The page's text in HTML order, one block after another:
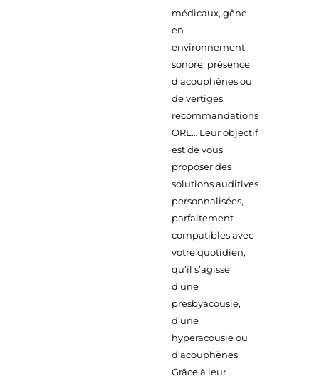
médicaux, gêne
en
environnement
sonore, présence
d’acouphènes ou
de vertiges,
recommandations
ORL… Leur objectif
est de vous
proposer des
solutions auditives
personnalisées,
parfaitement
compatibles avec
votre quotidien,
qu’il s’agisse
d’une
presbyacousie,
d’une
hyperacousie ou
d’acouphènes.
Grâce à leur